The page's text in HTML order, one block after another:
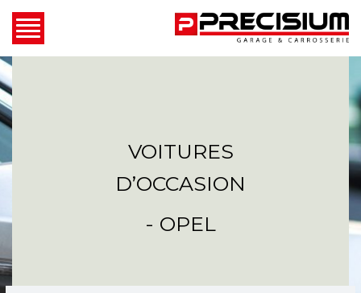
VOITURES
D’OCCASION
- OPEL